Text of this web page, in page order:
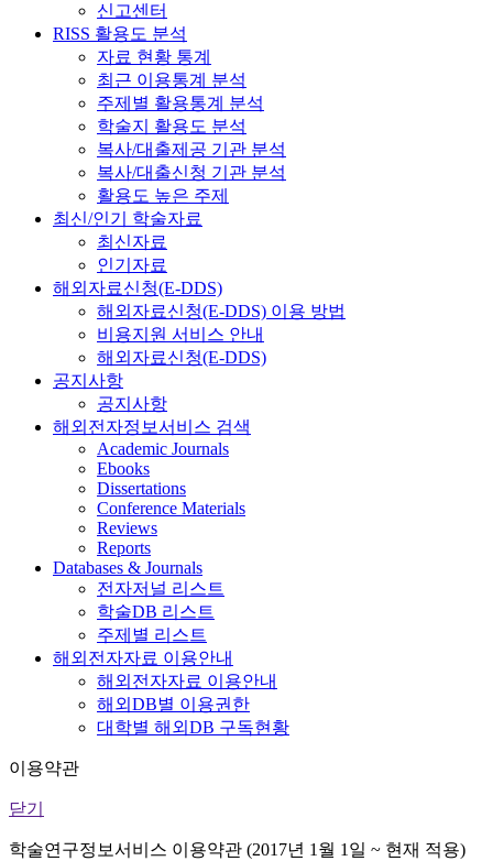
신고센터
RISS 활용도 분석
자료 현황 통계
최근 이용통계 분석
주제별 활용통계 분석
학술지 활용도 분석
복사/대출제공 기관 분석
복사/대출신청 기관 분석
활용도 높은 주제
최신/인기 학술자료
최신자료
인기자료
해외자료신청(E-DDS)
해외자료신청(E-DDS) 이용 방법
비용지원 서비스 안내
해외자료신청(E-DDS)
공지사항
공지사항
해외전자정보서비스 검색
Academic Journals
Ebooks
Dissertations
Conference Materials
Reviews
Reports
Databases & Journals
전자저널 리스트
학술DB 리스트
주제별 리스트
해외전자자료 이용안내
해외전자자료 이용안내
해외DB별 이용권한
대학별 해외DB 구독현황
이용약관
닫기
학술연구정보서비스 이용약관 (2017년 1월 1일 ~ 현재 적용)